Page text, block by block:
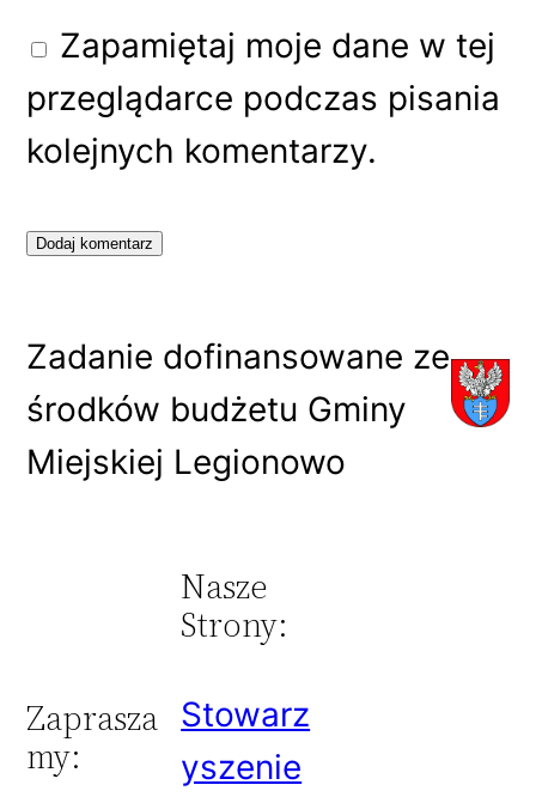
Zapamiętaj moje dane w tej
przeglądarce podczas pisania
kolejnych komentarzy.
Zadanie dofinansowane ze
środków budżetu Gminy
Miejskiej Legionowo
Zaprasza
my:
Nasze
Strony:
Stowarz
yszenie